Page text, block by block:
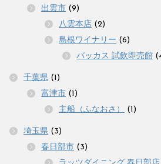
出雲市 (9)
八雲本店 (2)
島根ワイナリー (6)
バッカス 試飲即売館
千葉県 (1)
富津市 (1)
主船（ふなおさ）
(1)
埼玉県 (3)
春日部市 (3)